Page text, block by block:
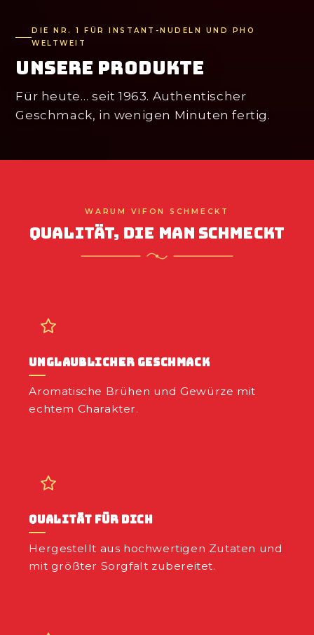
DIE NR. 1 FÜR INSTANT-NUDELN UND PHO
WELTWEIT
Unsere Produkte
Für heute… seit 1963. Authentischer
Geschmack, in wenigen Minuten fertig.
WARUM VIFON SCHMECKT
Qualität, die man schmeckt
Unglaublicher Geschmack
Aromatische Brühen und Gewürze mit
echtem Charakter.
Qualität für dich
Hergestellt aus hochwertigen Zutaten und
mit größter Sorgfalt zubereitet.